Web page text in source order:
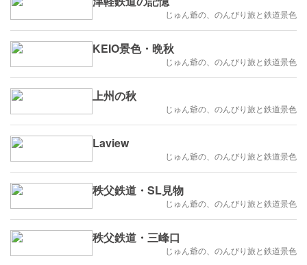
じゅん爺の、のんびり旅と鉄道景色
KEIO景色・晩秋
じゅん爺の、のんびり旅と鉄道景色
上州の秋
じゅん爺の、のんびり旅と鉄道景色
Laview
じゅん爺の、のんびり旅と鉄道景色
秩父鉄道・SL見物
じゅん爺の、のんびり旅と鉄道景色
秩父鉄道・三峰口
じゅん爺の、のんびり旅と鉄道景色